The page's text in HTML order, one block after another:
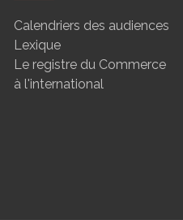
Calendriers des audiences
Lexique
Le registre du Commerce
à l'international